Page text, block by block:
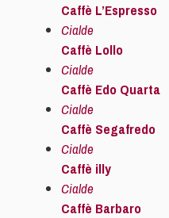
Caffè L’Espresso
Cialde
Caffè Lollo
Cialde
Caffè Edo Quarta
Cialde
Caffè Segafredo
Cialde
Caffè illy
Cialde
Caffè Barbaro